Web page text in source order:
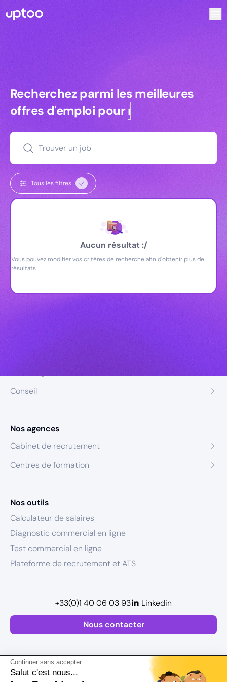
Continuer sans accepter
Salut c'est nous...
Recherchez parmi les meilleures
Recherchez parmi les meilleures
offres d'emploi pourmanagers
Trouver un job
Tous les filtres
Aucun résultat :/
Vous pouvez modifier vos critères de recherche afin d'obtenir plus de
résultats
Conseil
Nos agences
Cabinet de recrutement
Centres de formation
Nos outils
Calculateur de salaires
Diagnostic commercial en ligne
Test commercial en ligne
Plateforme de recrutement et ATS
Nous contacter
+33(0)1 40 06 03 93 Linkedin